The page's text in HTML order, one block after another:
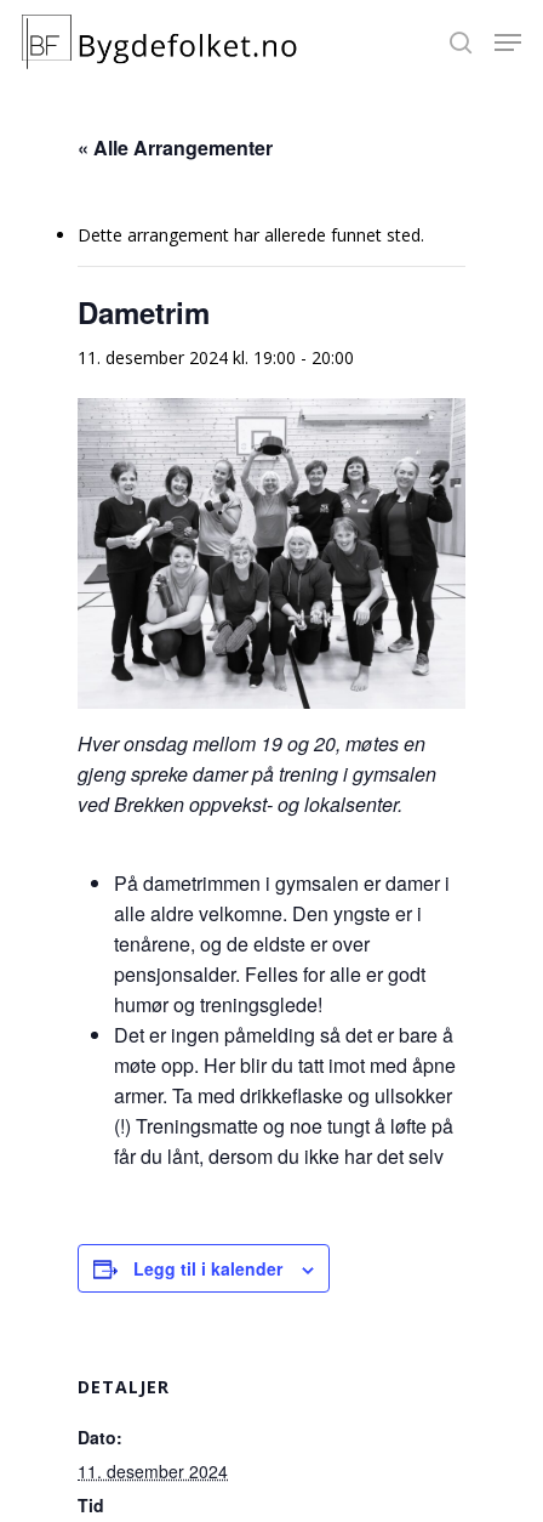
Hit enter to search or ESC to close
« Alle Arrangementer
Dette arrangement har allerede funnet sted.
Dametrim
11. desember 2024 kl. 19:00 - 20:00
Hver onsdag mellom 19 og 20, møtes en
gjeng spreke damer på trening i gymsalen
ved Brekken oppvekst- og lokalsenter.
På dametrimmen i gymsalen er damer i
alle aldre velkomne. Den yngste er i
tenårene, og de eldste er over
pensjonsalder. Felles for alle er godt
humør og treningsglede!
Det er ingen påmelding så det er bare å
møte opp. Her blir du tatt imot med åpne
armer. Ta med drikkeflaske og ullsokker
(!) Treningsmatte og noe tungt å løfte på
får du lånt, dersom du ikke har det selv
Legg til i kalender
DETALJER
Dato:
11. desember 2024
Tid